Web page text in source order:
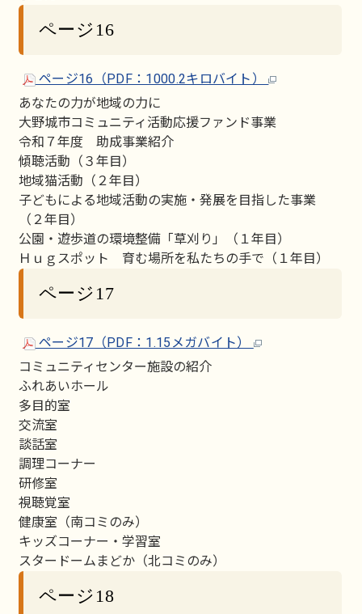
ページ16
ページ16（PDF：1000.2キロバイト）
あなたの力が地域の力に
大野城市コミュニティ活動応援ファンド事業
令和７年度 助成事業紹介
傾聴活動（３年目）
地域猫活動（２年目）
子どもによる地域活動の実施・発展を目指した事業
（２年目）
公園・遊歩道の環境整備「草刈り」（１年目）
Ｈｕｇスポット 育む場所を私たちの手で（１年目）
ページ17
ページ17（PDF：1.15メガバイト）
コミュニティセンター施設の紹介
ふれあいホール
多目的室
交流室
談話室
調理コーナー
研修室
視聴覚室
健康室（南コミのみ）
キッズコーナー・学習室
スタードームまどか（北コミのみ）
ページ18